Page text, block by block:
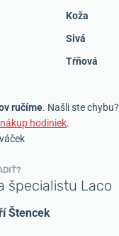
Koža
Sivá
Tŕňová
ručíme. Našli ste chybu?
nákup hodiniek.
špecialistu Laco
Štencek